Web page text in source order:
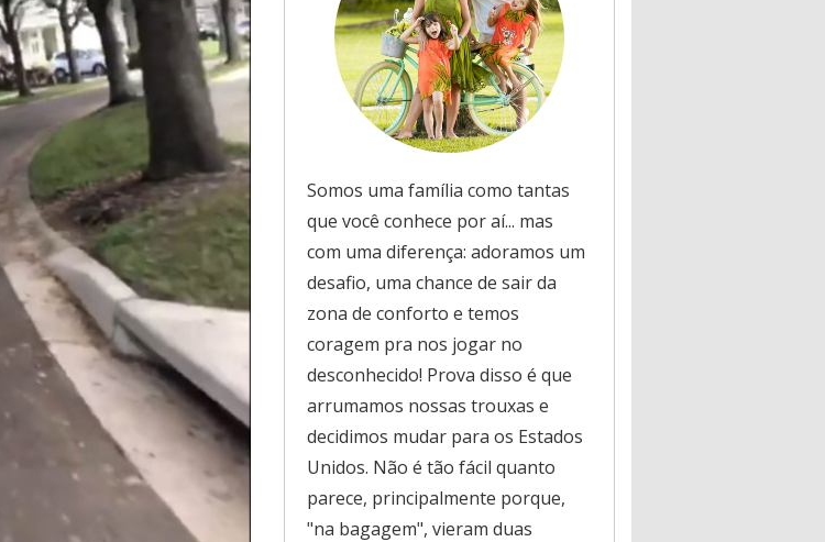
Somos uma família como tantas
que você conhece por aí... mas
com uma diferença: adoramos um
desafio, uma chance de sair da
zona de conforto e temos
coragem pra nos jogar no
desconhecido! Prova disso é que
arrumamos nossas trouxas e
decidimos mudar para os Estados
Unidos. Não é tão fácil quanto
parece, principalmente porque,
"na bagagem", vieram duas